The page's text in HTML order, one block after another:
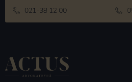
021-38 12 00